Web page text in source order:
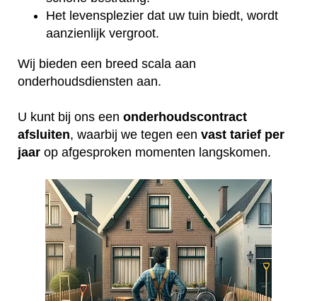
Het levensplezier dat uw tuin biedt, wordt
aanzienlijk vergroot.
Wij bieden een breed scala aan
onderhoudsdiensten aan.
U kunt bij ons een onderhoudscontract
afsluiten, waarbij we tegen een vast tarief per
jaar op afgesproken momenten langskomen.